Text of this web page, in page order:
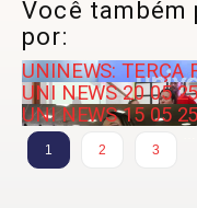
Você
por:
UNINEWS: TERÇA
UNI NEWS 20 05 25
UNI NEWS 15 05 25
1 2 3